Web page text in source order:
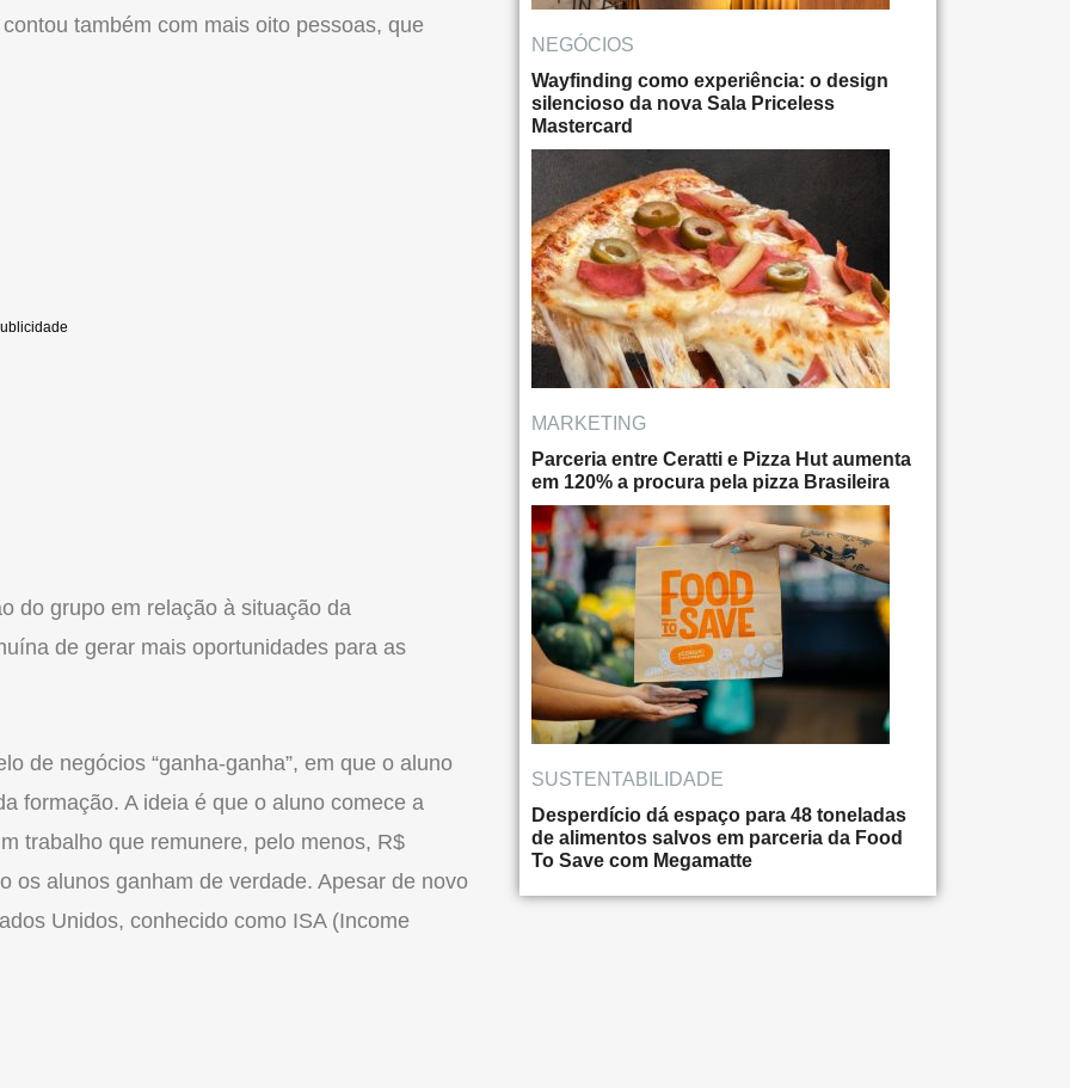
também com mais oito pessoas, que
do grupo em relação à situação da
de gerar mais oportunidades para as
de negócios “ganha-ganha”, em que o aluno
formação. A ideia é que o aluno comece a
trabalho que remunere, pelo menos, R$
os alunos ganham de verdade. Apesar de novo
Unidos, conhecido como ISA (Income
NEGÓCIOS
Wayfinding como experiência: o design
silencioso da nova Sala Priceless
Mastercard
MARKETING
Parceria entre Ceratti e Pizza Hut aumenta
em 120% a procura pela pizza Brasileira
SUSTENTABILIDADE
Desperdício dá espaço para 48 toneladas
de alimentos salvos em parceria da Food
To Save com Megamatte